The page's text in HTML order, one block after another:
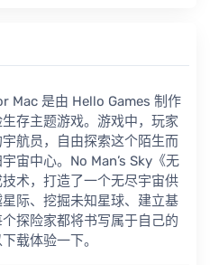
Mac 是由 Hello Games 制作
存主题游戏。游戏中，玩家
航员，自由探索这个陌生而
宙中心。No Man’s Sky《无
术，打造了一个无尽宇宙供
际、挖掘未知星球、建立基
探险家都将书写属于自己的
载体验一下。